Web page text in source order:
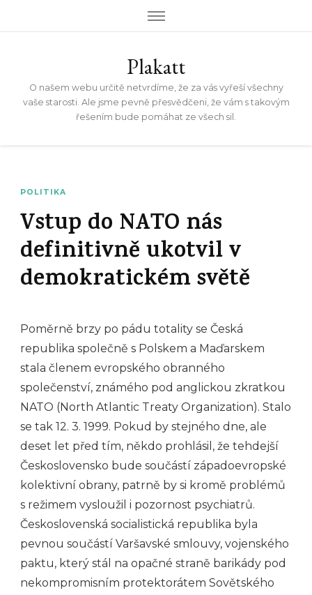
Plakatt
O našem webu určitě netvrdíme, že za vás vyřeší všechny
vaše starosti. Ale jsme pevně přesvědčeni, že vám s takovým
řešením bude pomáhat ze všech sil.
POLITIKA
Vstup do NATO nás
definitivně ukotvil v
demokratickém světě
Poměrně brzy po pádu totality se Česká
republika společně s Polskem a Maďarskem
stala členem evropského obranného
společenství, známého pod anglickou zkratkou
NATO (North Atlantic Treaty Organization). Stalo
se tak 12. 3. 1999. Pokud by stejného dne, ale
deset let před tím, někdo prohlásil, že tehdejší
Československo bude součástí západoevropské
kolektivní obrany, patrně by si kromě problémů
s režimem vysloužil i pozornost psychiatrů.
Československá socialistická republika byla
pevnou součástí Varšavské smlouvy, vojenského
paktu, který stál na opačné straně barikády pod
nekompromisním protektorátem Sovětského